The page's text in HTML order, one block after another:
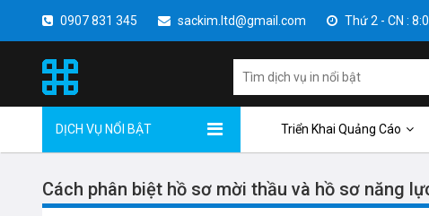
0907 831 345 sackim.ltd@gmail.com Thứ 2 - CN :
DỊCH VỤ NỔI BẬT Triển Khai Quảng Cáo
Cách phân biệt hồ sơ mời thầu và hồ sơ năng